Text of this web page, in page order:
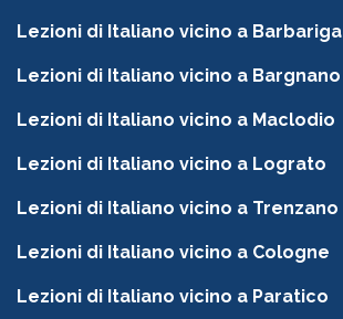
Lezioni di Italiano vicino a Barbariga
Lezioni di Italiano vicino a Bargnano
Lezioni di Italiano vicino a Maclodio
Lezioni di Italiano vicino a Lograto
Lezioni di Italiano vicino a Trenzano
Lezioni di Italiano vicino a Cologne
Lezioni di Italiano vicino a Paratico